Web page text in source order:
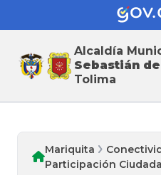
Alcaldía
Sebastián
Tolima
Mariquita
Participación